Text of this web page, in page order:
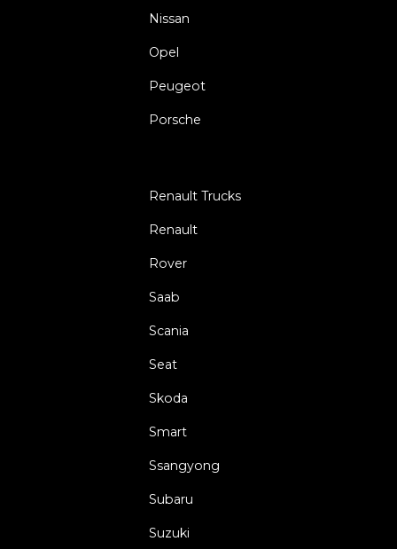
Nissan
Opel
Peugeot
Porsche
Renault Trucks
Renault
Rover
Saab
Scania
Seat
Skoda
Smart
Ssangyong
Subaru
Suzuki